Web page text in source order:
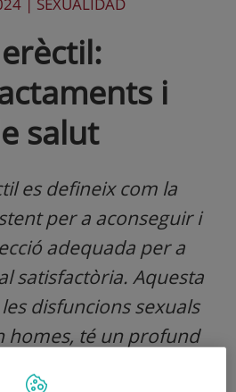
i
salut
es defineix com la
per a aconseguir i
adequada per a
satisfactòria. Aquesta
disfuncions sexuals
homes, té un profund